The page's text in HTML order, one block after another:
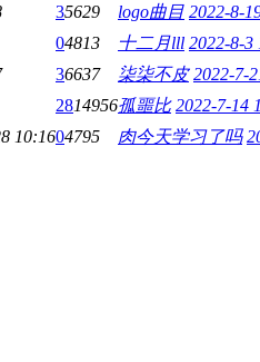
35629 logo曲目 2022-8-
04813 十二月lll 2022-8-3
36637 柒柒不皮 2022-7-
2814956孤噩比 2022-7-14
10:1604795 肉今天学习了吗